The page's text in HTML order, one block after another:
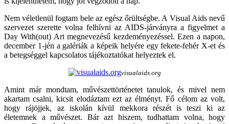
Nem véletlenül fogtam bele az egész őrültségbe. A Visual Aids nevű
szervezet szerette volna felhívni az AIDS-járványra a figyelmet a
Day With(out) Art megnevezésű kezdeményezéssel. Ezen a napon,
december 1-jén a galériák a képeik helyére egy fekete-fehér X-et és
a betegséggel kapcsolatos tájékoztatókat helyeztek el.
visualaids.org
Amint már mondtam, művészettörténetet tanulok, és mivel nem
akartam csalni, kicsit elodáztam ezt az élményt. Fő célom az volt,
hogy rájöjjek, az iskolán kívül mekkora részét is teszi ki az
életemnek a művészet. Bár azt hiszem, tudhattam volna, hogy